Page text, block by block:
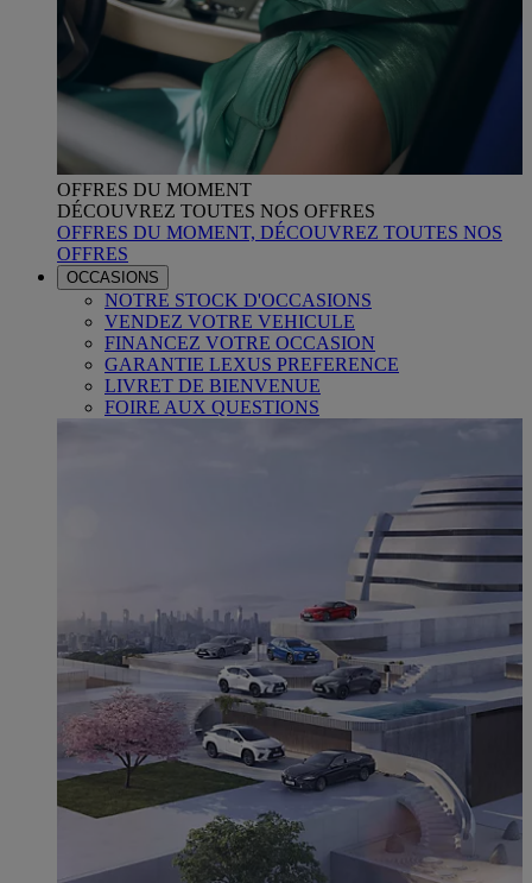
OFFRES DU MOMENT
DÉCOUVREZ TOUTES NOS OFFRES
OFFRES DU MOMENT, DÉCOUVREZ TOUTES NOS
OFFRES
OCCASIONS
NOTRE STOCK D'OCCASIONS
VENDEZ VOTRE VEHICULE
FINANCEZ VOTRE OCCASION
GARANTIE LEXUS PREFERENCE
LIVRET DE BIENVENUE
FOIRE AUX QUESTIONS